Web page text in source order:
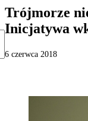
Trójmorze
Inicjatywa
6 czerwca 2018